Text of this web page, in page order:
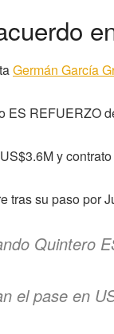
Germán García
ES REFUERZO
y
tras su paso por
Quintero
el pase en